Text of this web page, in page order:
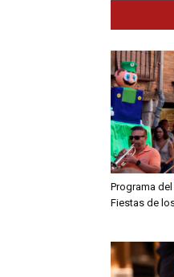
Programa
Fiestas de